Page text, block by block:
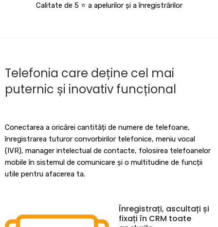
Calitate de 5 ⭐️ a apelurilor și a înregistrărilor
Telefonia care deține cel mai
puternic și inovativ funcțional
Conectarea a oricărei cantități de numere de telefoane,
înregistrarea tuturor convorbirilor telefonice, meniu vocal
(IVR), manager intelectual de contacte, folosirea telefoanelor
mobile în sistemul de comunicare și o multitudine de funcții
utile pentru afacerea ta.
Înregistrați, ascultați și
fixați în CRM toate